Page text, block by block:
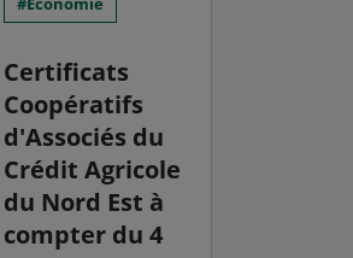
Certificats
Coopératifs
d'Associés du
Crédit Agricole
du Nord Est à
compter du 4